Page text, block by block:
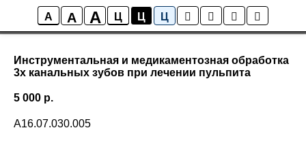
A A A Ц Ц Ц
Инструментальная и медикаментозная обработка
3х канальных зубов при лечении пульпита
5 000 р.
A16.07.030.005